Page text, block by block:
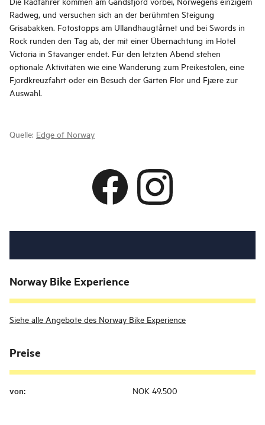
Radweg, und versuchen sich an der berühmten Steigung
Grisabakken. Fotostopps am Ullandhaugtårnet und bei Swords in
Rock runden den Tag ab, der mit einer Übernachtung im Hotel
Victoria in Stavanger endet. Für den letzten Abend stehen
optionale Aktivitäten wie eine Wanderung zum Preikestolen, eine
Fjordkreuzfahrt oder ein Besuch der Gärten Flor und Fjære zur
Auswahl.
Quelle: Edge of Norway
Norway Bike Experience
Siehe alle Angebote des Norway Bike Experience
Preise
von: NOK 49.500